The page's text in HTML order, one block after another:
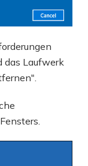
das Laufwerk